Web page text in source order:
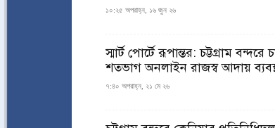
১০:২৫ অপরাহ্ন, ১৬ জুন ২৬
স্মার্ট পোর্টে রূপান্তর: চট্টগ্রাম
শতভাগ অনলাইন রাজস্ব আদায়
৭:৪০ অপরাহ্ন, ২১ মে ২৬